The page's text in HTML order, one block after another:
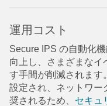
運用コスト
Secure IPS の自動化
向上し、さまざまなイ
す手間が削減されます
設定され、ネットワー
奨されるため、 セキュ